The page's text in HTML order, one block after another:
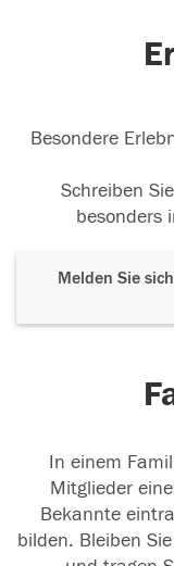
Besondere
Schreiben
besonders
Melden Sie
In einem
Mitglieder
Bekannte
bilden. Bleiben